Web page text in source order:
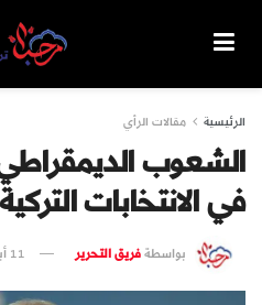
الرئيسية مقالات الرأي
الشعوب
في الانتخابات التركية
بواسطةفريق التحرير 11 أبريل، 2023